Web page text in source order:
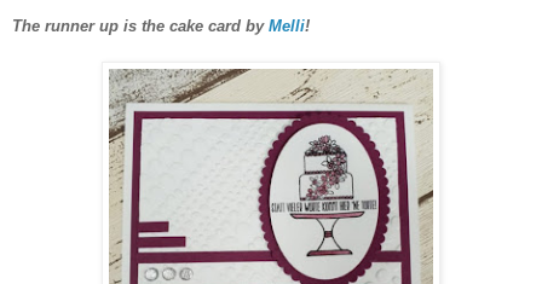
The runner up is the cake card by Melli!